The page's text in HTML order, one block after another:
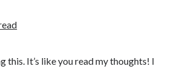
this. It’s like you read my thoughts! I